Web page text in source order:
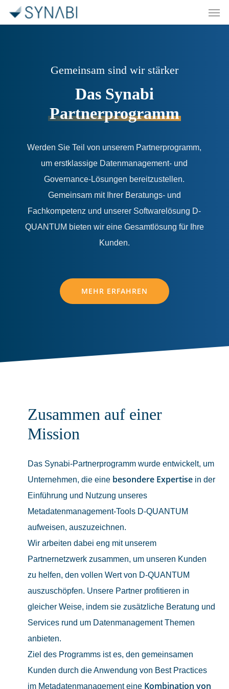
to
Gemeinsam sind wir stärker
Das Synabi
Partnerprogramm
Werden Sie Teil von unserem Partnerprogramm,
um erstklassige Datenmanagement- und
Governance-Lösungen bereitzustellen.
Gemeinsam mit Ihrer Beratungs- und
Fachkompetenz und unserer Softwarelösung D-
QUANTUM bieten wir eine Gesamtlösung für Ihre
Kunden.
MEHR ERFAHREN
Zusammen auf einer
Mission
Das Synabi-Partnerprogramm wurde entwickelt, um
Unternehmen, die eine besondere Expertisein der
Einführung und Nutzung unseres
Metadatenmanagement-Tools D‑QUANTUM
aufweisen, auszuzeichnen.
Wir arbeiten dabei eng mit unserem
Partnernetzwerk zusammen, um unseren Kunden
zu helfen, den vollen Wert von D-QUANTUM
auszuschöpfen. Unsere Partner profitieren in
gleicher Weise, indem sie zusätzliche Beratung und
Services rund um Datenmanagement Themen
anbieten.
Ziel des Programms ist es, den gemeinsamen
Kunden durch die Anwendung von Best Practices
im Metadatenmanagement eine Kombination von